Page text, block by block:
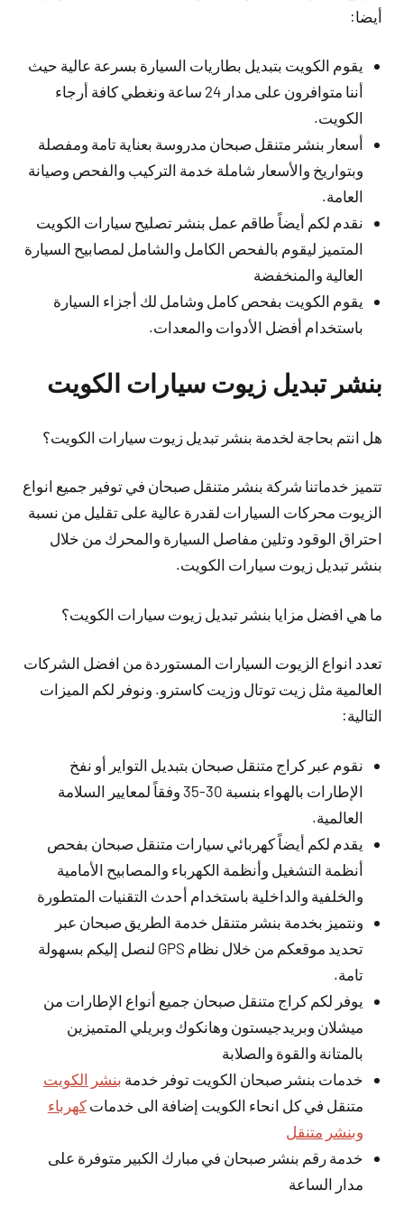
أيضا:
يقوم الكويت بتبديل بطاريات السيارة بسرعة عالية حيث
أننا متوافرون على مدار 24 ساعة ونغطي كافة أرجاء
الكويت.
أسعار بنشر متنقل صبحان مدروسة بعناية تامة ومفصلة
وبتواريخ والأسعار شاملة خدمة التركيب والفحص وصيانة
العامة.
نقدم لكم أيضاً طاقم عمل بنشر تصليح سيارات الكويت
المتميز ليقوم بالفحص الكامل والشامل لمصابيح السيارة
العالية والمنخفضة
يقوم الكويت بفحص كامل وشامل لك أجزاء السيارة
باستخدام أفضل الأدوات والمعدات.
بنشر تبديل زيوت سيارات الكويت
هل انتم بحاجة لخدمة بنشر تبديل زيوت سيارات الكويت؟
تتميز خدماتنا شركة بنشر متنقل صبحان في توفير جميع انواع
الزيوت محركات السيارات لقدرة عالية على تقليل من نسبة
احتراق الوقود وتلين مفاصل السيارة والمحرك من خلال
بنشر تبديل زيوت سيارات الكويت.
ما هي افضل مزايا بنشر تبديل زيوت سيارات الكويت؟
تعدد انواع الزيوت السيارات المستوردة من افضل الشركات
العالمية مثل زيت توتال وزيت كاسترو. ونوفر لكم الميزات
التالية:
نقوم عبر كراج متنقل صبحان بتبديل التواير أو نفخ
الإطارات بالهواء بنسبة 30-35 وفقاً لمعايير السلامة
العالمية.
يقدم لكم أيضاً كهربائي سيارات متنقل صبحان بفحص
أنظمة التشغيل وأنظمة الكهرباء والمصابيح الأمامية
والخلفية والداخلية باستخدام أحدث التقنيات المتطورة
ونتميز بخدمة بنشر متنقل خدمة الطريق صبحان عبر
تحديد موقعكم من خلال نظام GPS لنصل إليكم بسهولة
تامة.
يوفر لكم كراج متنقل صبحان جميع أنواع الإطارات من
ميشلان وبريدجيستون وهانكوك وبريلي المتميزين
بالمتانة والقوة والصلابة
خدمات بنشر صبحان الكويت توفر خدمة بنشر الكويت
متنقل في كل انحاء الكويت إضافة الى خدماتكهرباء
وبنشر متنقل
خدمة رقم بنشر صبحان في مبارك الكبير متوفرة على
مدار الساعة